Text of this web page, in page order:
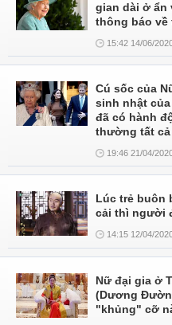
gian dài ở ẩn
thông báo
15:42 14/06/
Cú sốc của
sinh nhật
đã có hành
thường tất cả
19:46 21/04/
Lúc trẻ buôn
cải thì người
14:15 12/04/
Nữ đại gia ở
(Dương
"khủng" cỡ